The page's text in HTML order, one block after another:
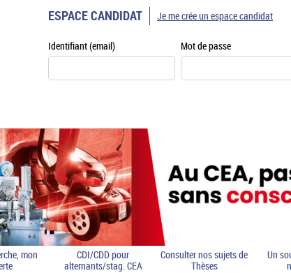
ESPACE CANDIDAT
Identifiant (email) Mot de passe
Je me crée un espace candidat
mon
CDI/CDD pour
alternants/stag. CEA
Consulter nos sujets de
Thèses
Un